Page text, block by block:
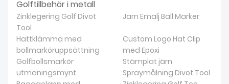
Golftillbehör i metall
Zinklegering Golf Divot
Tool
Järn Emalj Ball Marker
Hattklämma med
bollmarköruppsättning
Custom Logo Hat Clip
med Epoxi
Golfbollsmarkör
utmaningsmynt
Stämplat järn
Spraymålning Divot Tool